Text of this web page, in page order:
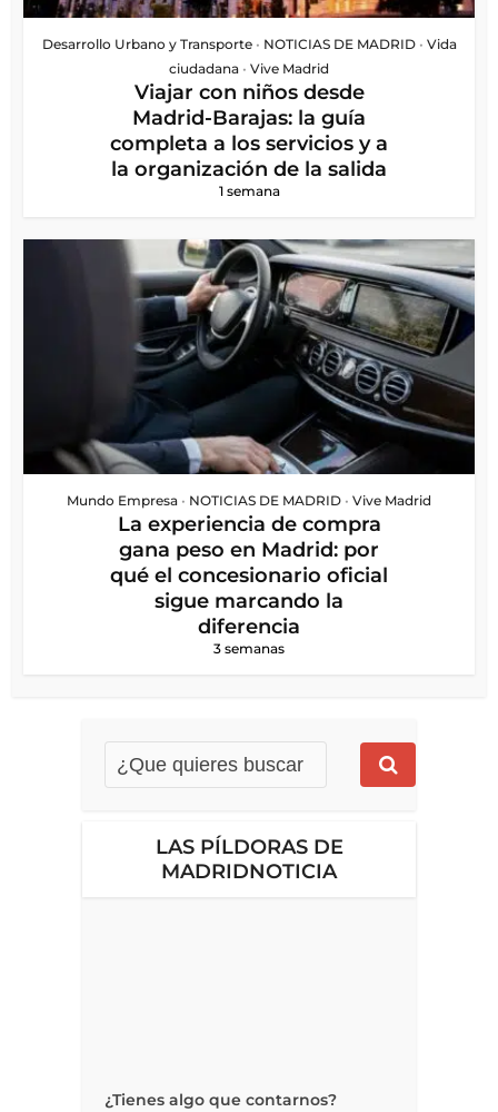
Desarrollo Urbano y Transporte • NOTICIAS DE MADRID • Vida
ciudadana • Vive Madrid
Viajar con niños desde
Madrid-Barajas: la guía
completa a los servicios y a
la organización de la salida
1 semana
Mundo Empresa • NOTICIAS DE MADRID • Vive Madrid
La experiencia de compra
gana peso en Madrid: por
qué el concesionario oficial
sigue marcando la
diferencia
3 semanas
LAS PÍLDORAS DE
MADRIDNOTICIA
¿Tienes algo que contarnos?